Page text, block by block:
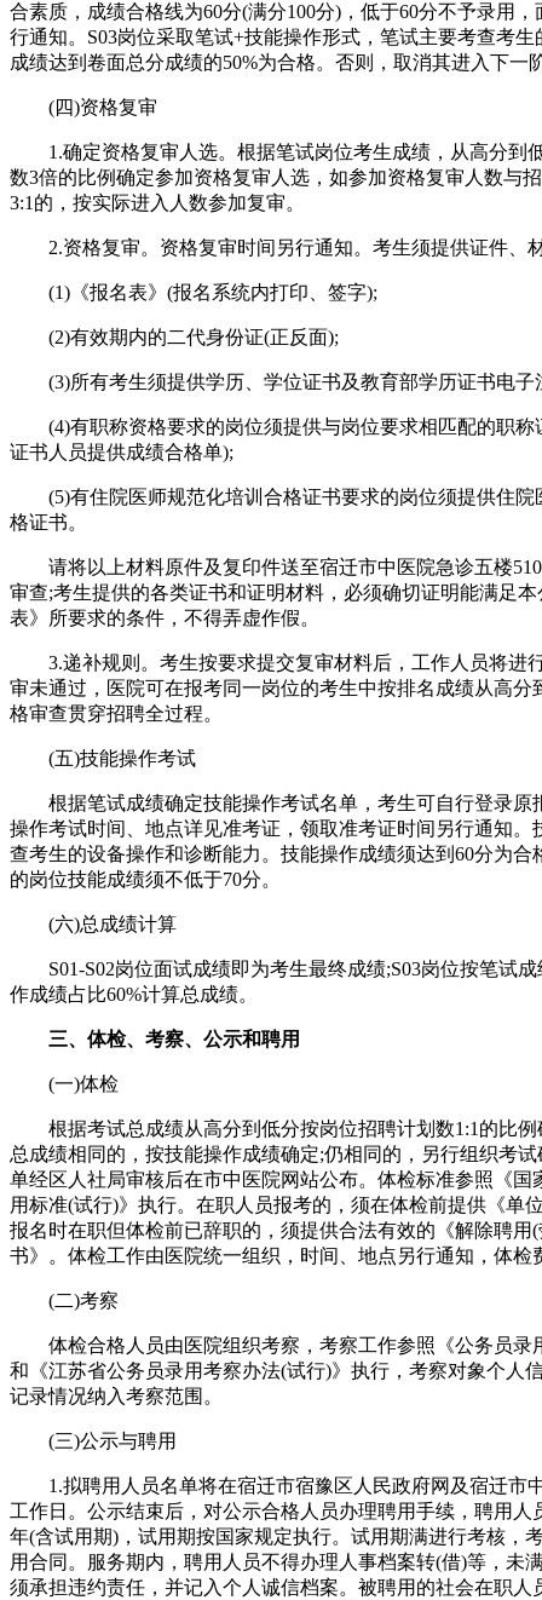
合素质，成绩合格线为60分(满分100分)，低于60分不予录用
行通知。S03岗位采取笔试+技能操作形式，笔试主要考查考
成绩达到卷面总分成绩的50%为合格。否则，取消其进入下一
(四)资格复审
1.确定资格复审人选。根据笔试岗位考生成绩，从高分到
数3倍的比例确定参加资格复审人选，如参加资格复审人数与
3:1的，按实际进入人数参加复审。
2.资格复审。资格复审时间另行通知。考生须提供证件、
(1)《报名表》(报名系统内打印、签字);
(2)有效期内的二代身份证(正反面);
(3)所有考生须提供学历、学位证书及教育部学历证书电子
(4)有职称资格要求的岗位须提供与岗位要求相匹配的职称
证书人员提供成绩合格单);
(5)有住院医师规范化培训合格证书要求的岗位须提供住院
格证书。
请将以上材料原件及复印件送至宿迁市中医院急诊五楼
审查;考生提供的各类证书和证明材料，必须确切证明能满足
表》所要求的条件，不得弄虚作假。
3.递补规则。考生按要求提交复审材料后，工作人员将进
审未通过，医院可在报考同一岗位的考生中按排名成绩从高分
格审查贯穿招聘全过程。
(五)技能操作考试
根据笔试成绩确定技能操作考试名单，考生可自行登录原
操作考试时间、地点详见准考证，领取准考证时间另行通知。
查考生的设备操作和诊断能力。技能操作成绩须达到60分为合
的岗位技能成绩须不低于70分。
(六)总成绩计算
S01-S02岗位面试成绩即为考生最终成绩;S03岗位按笔试成
作成绩占比60%计算总成绩。
三、体检、考察、公示和聘用
(一)体检
根据考试总成绩从高分到低分按岗位招聘计划数1:1的比例
总成绩相同的，按技能操作成绩确定;仍相同的，另行组织考
单经区人社局审核后在市中医院网站公布。体检标准参照《国
用标准(试行)》执行。在职人员报考的，须在体检前提供《单
报名时在职但体检前已辞职的，须提供合法有效的《解除聘用
书》。体检工作由医院统一组织，时间、地点另行通知，体检
(二)考察
体检合格人员由医院组织考察，考察工作参照《公务员录
和《江苏省公务员录用考察办法(试行)》执行，考察对象个人
记录情况纳入考察范围。
(三)公示与聘用
1.拟聘用人员名单将在宿迁市宿豫区人民政府网及宿迁市
工作日。公示结束后，对公示合格人员办理聘用手续，聘用人
年(含试用期)，试用期按国家规定执行。试用期满进行考核，
用合同。服务期内，聘用人员不得办理人事档案转(借)等，未
须承担违约责任，并记入个人诚信档案。被聘用的社会在职人